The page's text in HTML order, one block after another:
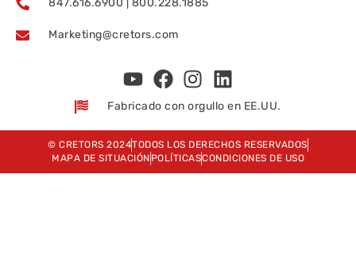
847.616.6900 | 800.228.1885
Marketing@cretors.com
Fabricado con orgullo en EE.UU.
© CRETORS 2024TODOS LOS DERECHOS RESERVADOS
MAPA DE SITUACIÓN POLÍTICASCONDICIONES DE USO